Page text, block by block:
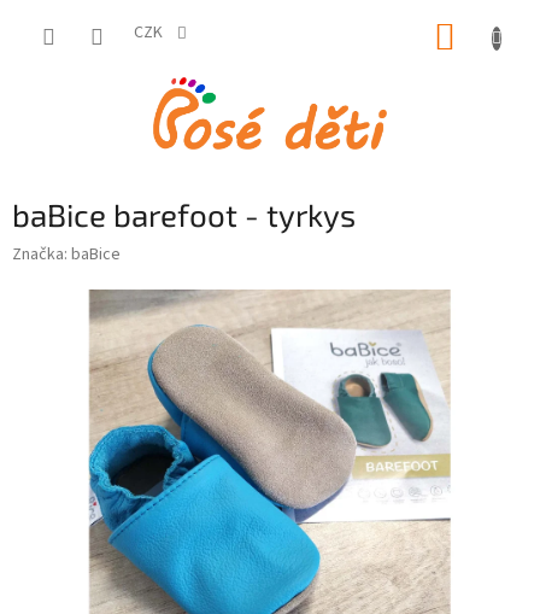
CZK
baBice barefoot - tyrkys
Značka: baBice